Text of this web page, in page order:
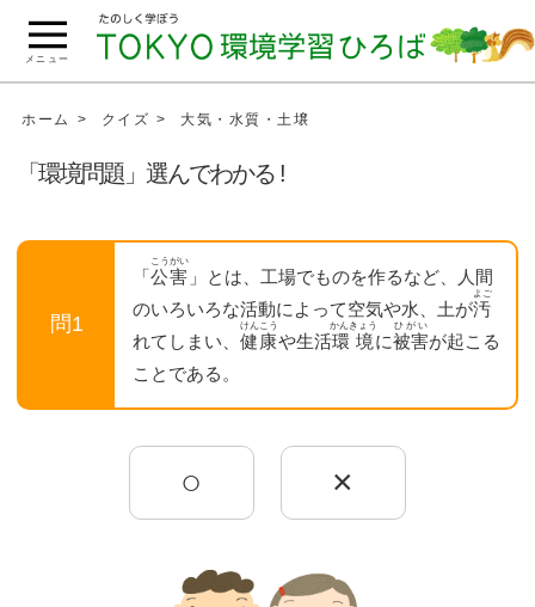
ペ
文
メニュー
ホーム クイズ 大気・水質・土壌
「環境問題」選んでわかる !
問1
「公害
こうがい
」とは、工場でものを作るなど、人間
のいろいろな活動によって空気や水、土が汚
よご
れてしまい、 健康
けんこう
や生活環境
かんきょう
に被害
ひがい
が起こる
ことである。
○ ×